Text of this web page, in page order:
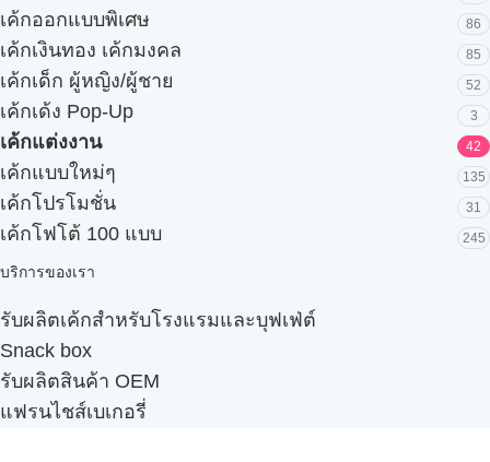
เค้กออกแบบพิเศษ 86
เค้กเงินทอง เค้กมงคล 85
เค้กเด็ก ผู้หญิง/ผู้ชาย 52
เค้กเด้ง Pop-Up 3
เค้กแต่งงาน 42
เค้กแบบใหม่ๆ 135
เค้กโปรโมชั่น 31
เค้กโฟโต้ 100 แบบ 245
บริการของเรา
รับผลิตเค้กสำหรับโรงแรมและบุฟเฟ่ต์
Snack box
รับผลิตสินค้า OEM
แฟรนไชส์เบเกอรี่